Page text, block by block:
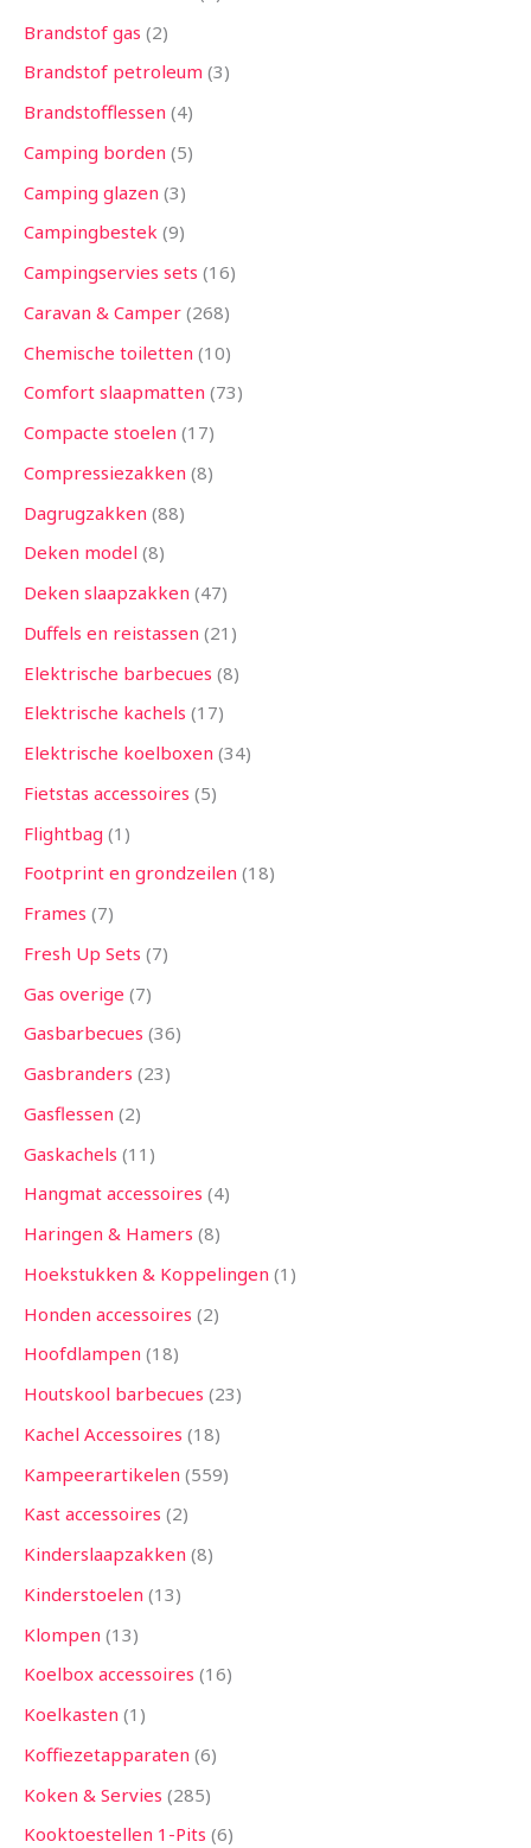
Brandstof gas 2
Brandstof petroleum 3
Brandstofflessen 4
Camping borden 5
Camping glazen 3
Campingbestek 9
Campingservies sets 16
Caravan & Camper 268
Chemische toiletten 10
Comfort slaapmatten 73
Compacte stoelen 17
Compressiezakken 8
Dagrugzakken 88
Deken model 8
Deken slaapzakken 47
Duffels en reistassen 21
Elektrische barbecues 8
Elektrische kachels 17
Elektrische koelboxen 34
Fietstas accessoires 5
Flightbag 1
Footprint en grondzeilen 18
Frames 7
Fresh Up Sets 7
Gas overige 7
Gasbarbecues 36
Gasbranders 23
Gasflessen 2
Gaskachels 11
Hangmat accessoires 4
Haringen & Hamers 8
Hoekstukken & Koppelingen 1
Honden accessoires 2
Hoofdlampen 18
Houtskool barbecues 23
Kachel Accessoires 18
Kampeerartikelen 559
Kast accessoires 2
Kinderslaapzakken 8
Kinderstoelen 13
Klompen 13
Koelbox accessoires 16
Koelkasten 1
Koffiezetapparaten 6
Koken & Servies 285
Kooktoestellen 1-Pits 6